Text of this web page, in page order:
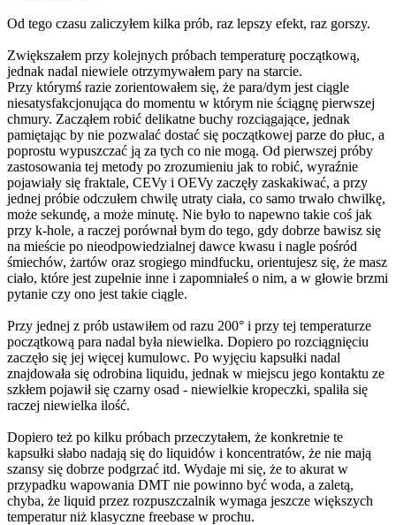
Od tego czasu zaliczyłem kilka prób, raz lepszy efekt, raz gorszy.
Zwiększałem przy kolejnych próbach temperaturę początkową,
jednak nadal niewiele otrzymywałem pary na starcie.
Przy którymś razie zorientowałem się, że para/dym jest ciągle
niesatysfakcjonująca do momentu w którym nie ściągnę pierwszej
chmury. Zacząłem robić delikatne buchy rozciągające, jednak
pamiętając by nie pozwalać dostać się początkowej parze do płuc, a
poprostu wypuszczać ją za tych co nie mogą. Od pierwszej próby
zastosowania tej metody po zrozumieniu jak to robić, wyraźnie
pojawiały się fraktale, CEVy i OEVy zaczęły zaskakiwać, a przy
jednej próbie odczułem chwilę utraty ciała, co samo trwało chwilkę,
może sekundę, a może minutę. Nie było to napewno takie coś jak
przy k-hole, a raczej porównał bym do tego, gdy dobrze bawisz się
na mieście po nieodpowiedzialnej dawce kwasu i nagle pośród
śmiechów, żartów oraz srogiego mindfucku, orientujesz się, że masz
ciało, które jest zupełnie inne i zapomniałeś o nim, a w głowie brzmi
pytanie czy ono jest takie ciągle.
Przy jednej z prób ustawiłem od razu 200° i przy tej temperaturze
początkową para nadal była niewielka. Dopiero po rozciągnięciu
zaczęło się jej więcej kumulowc. Po wyjęciu kapsułki nadal
znajdowała się odrobina liquidu, jednak w miejscu jego kontaktu ze
szkłem pojawił się czarny osad - niewielkie kropeczki, spaliła się
raczej niewielka ilość.
Dopiero też po kilku próbach przeczytałem, że konkretnie te
kapsułki słabo nadają się do liquidów i koncentratów, że nie mają
szansy się dobrze podgrzać itd. Wydaje mi się, że to akurat w
przypadku wapowania DMT nie powinno być woda, a zaletą,
chyba, że liquid przez rozpuszczalnik wymaga jeszcze większych
temperatur niż klasyczne freebase w prochu.